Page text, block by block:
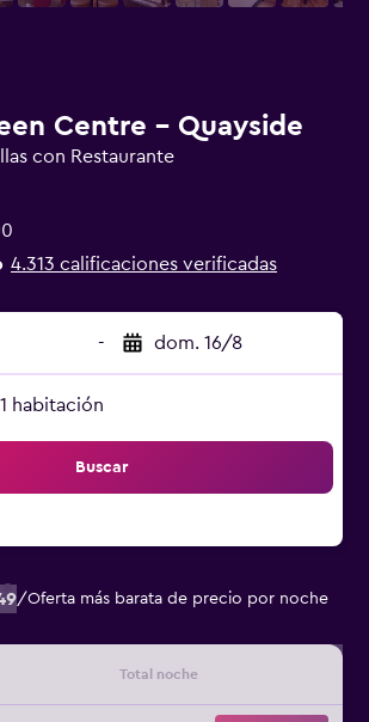
Centre - Quayside
con Restaurante
4.313 calificaciones verificadas
- dom. 16/8
habitación
Buscar
/Oferta más barata de precio por noche
Total noche